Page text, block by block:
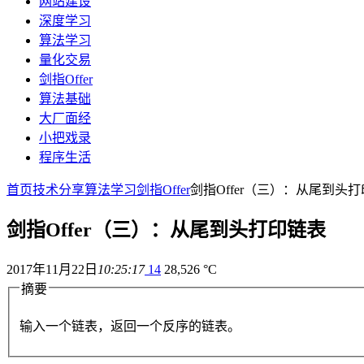
深度学习
算法学习
量化交易
剑指Offer
算法基础
大厂面经
小把戏录
程序生活
首页技术分享算法学习剑指Offer剑指Offer（三）：从尾到头打
剑指Offer（三）：从尾到头打印链表
2017年11月22日 10:25:1714 28,526 °C
摘要
输入一个链表，返回一个反序的链表。